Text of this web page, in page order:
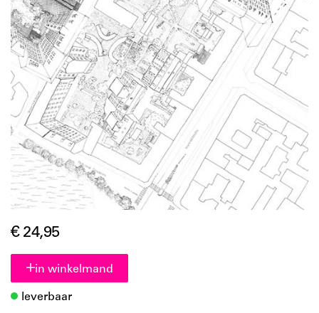
€ 24,95
in winkelmand
leverbaar